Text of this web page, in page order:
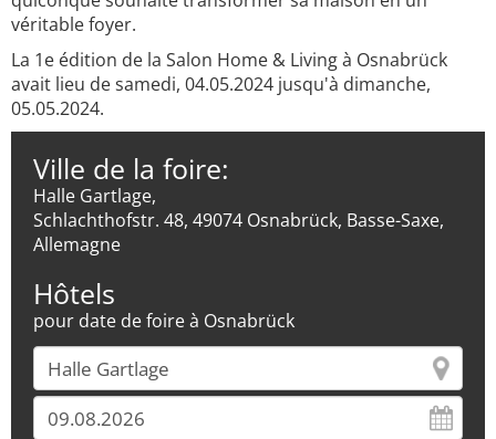
véritable foyer.
La 1e édition de la Salon Home & Living à Osnabrück
avait lieu de samedi, 04.05.2024 jusqu'à dimanche,
05.05.2024.
Ville de la foire:
Halle Gartlage,
Schlachthofstr. 48, 49074 Osnabrück, Basse-Saxe,
Allemagne
Hôtels
pour date de foire à Osnabrück